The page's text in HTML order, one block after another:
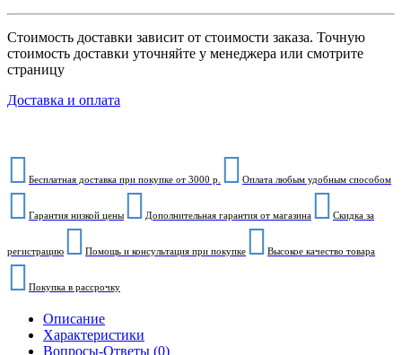
Стоимость доставки зависит от стоимости заказа. Точную
стоимость доставки уточняйте у менеджера или смотрите
страницу
Доставка и оплата
Бесплатная доставка при покупке от 3000 р. Оплата любым удобным способом
Гарантия низкой цены Дополнительная гарантия от магазина Скидка за
регистрацию Помощь и консультация при покупке Высокое качество товара
Покупка в рассрочку
Описание
Характеристики
Вопросы-Ответы (0)